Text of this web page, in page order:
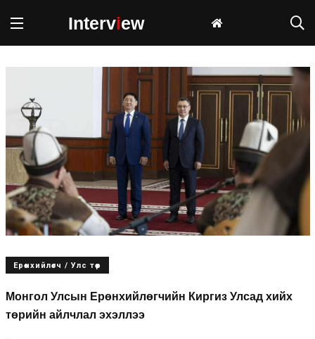
Interview
Ерөнхийлөгч / Улс төр
Монгол Улсын Ерөнхийлөгчийн Киргиз Улсад хийх
төрийн айлчлал эхэллээ